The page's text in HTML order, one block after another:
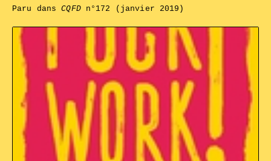
Paru dansCQFDn°172 (janvier 2019)